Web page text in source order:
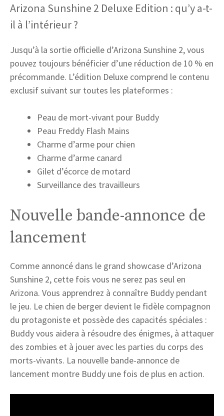
Arizona Sunshine 2 Deluxe Edition : qu’y a-t-
il à l’intérieur ?
Jusqu’à la sortie officielle d’Arizona Sunshine 2, vous
pouvez toujours bénéficier d’une réduction de 10 % en
précommande. L’édition Deluxe comprend le contenu
exclusif suivant sur toutes les plateformes :
Peau de mort-vivant pour Buddy
Peau Freddy Flash Mains
Charme d’arme pour chien
Charme d’arme canard
Gilet d’écorce de motard
Surveillance des travailleurs
Nouvelle bande-annonce de
lancement
Comme annoncé dans le grand showcase d’Arizona
Sunshine 2, cette fois vous ne serez pas seul en
Arizona. Vous apprendrez à connaître Buddy pendant
le jeu. Le chien de berger devient le fidèle compagnon
du protagoniste et possède des capacités spéciales :
Buddy vous aidera à résoudre des énigmes, à attaquer
des zombies et à jouer avec les parties du corps des
morts-vivants. La nouvelle bande-annonce de
lancement montre Buddy une fois de plus en action.